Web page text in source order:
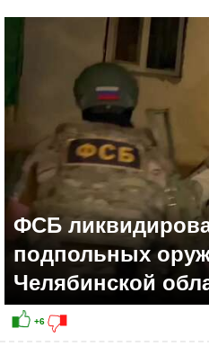
ФСБ
подпольных
Челябинской